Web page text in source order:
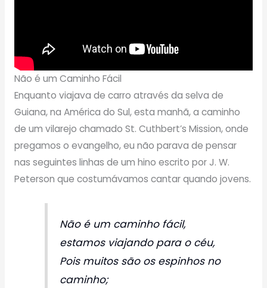
Não é um Caminho Fácil
Enquanto viajava de carro através da selva de
Guiana, na América do Sul, esta manhã, a caminho
de um vilarejo chamado St. Cuthbert’s Mission, onde
pregamos o evangelho, eu não parava de pensar
nas seguintes linhas de um hino escrito por J. W.
Peterson que costumávamos cantar quando jovens.
Não é um caminho fácil,
estamos viajando para o céu,
Pois muitos são os espinhos no
caminho;